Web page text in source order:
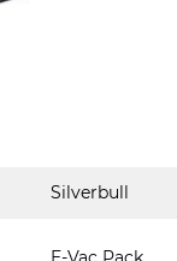
Silverbull